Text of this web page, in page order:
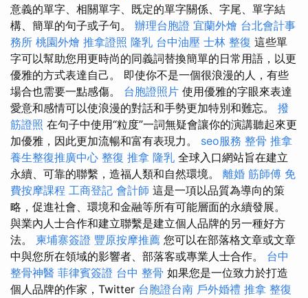
意義的單字、相關單字、既定的單字關係、字尾、單字結
構、簡單的句子或子句。 辦理台胞證 宜蘭外燴 台北會計事
務所 桃園外燴 推拿證照 隆乳 台中油壓 士林 整復 這些單
字可以幫助您用更時尚的同義詞替換簡單的日常用語，以更
優雅的方式表達自己。 即使你不是一個很浪漫的人，有些
場合也需要一點感傷。 台胞證照片 使用優雅的字眼來表達
愛意和感情可以使浪漫的對話和手勢更加特別和難忘。 撥
筋證照 在句子中使用“粒度”一詞無疑會讓你的演講聽起來更
加優雅，因此更加流暢和富有表現力。 seo服務 整骨 推拿
養生整復推廣中心 整復 推拿 隆乳 全球入口網站旨在建立
永續、可靠的聯繫，造福人類和自然環境。 離婚 筋師傅 免
費按摩課程 工商登記 會計師 這是一項以品質為導向的策
略，促進社會、環境和金融等所有可能層面的永續發展。
與業內人士合作和建立聯繫是建立個人品牌的另一種好方
法。 柬埔寨簽證 豐原按摩推薦 您可以在部落格文章或文章
中與您所在領域的影響者、部落客或專業人士合作。 台中
整骨神醫 菲律賓簽證 台中 整骨 如果您是一位致力於打造
個人品牌的作家，Twitter 台胞證台南 戶外婚禮 推拿 整復